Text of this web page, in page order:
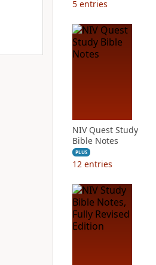
5 entries
NIV Quest Study
Bible Notes
PLUS
12 entries